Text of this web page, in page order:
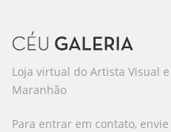
Loja virtual do Artista Visual
Maranhão
Para entrar em contato,